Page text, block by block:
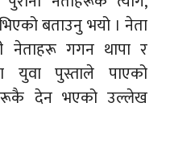
बताउनु भयो । नेता
नेताहरू गगन थापा र
युवा पुस्ताले पाएको
देन भएको उल्लेख